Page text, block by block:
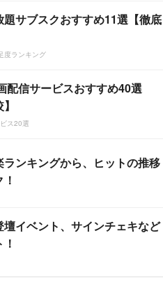
題サブスクおすすめ11選【徹底
度ランキング
配信サービスおすすめ40選
ス20選
ランキングから、ヒットの推移
壇イベント、サインチェキなど